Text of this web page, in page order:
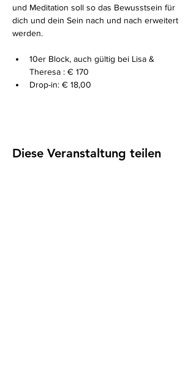
und Meditation soll so das Bewusstsein für
dich und dein Sein nach und nach erweitert
werden.
10er Block, auch gültig bei Lisa &
Theresa : € 170
Drop-in: € 18,00
Diese Veranstaltung teilen